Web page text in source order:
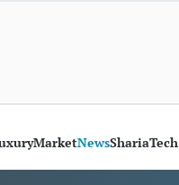
MarketNewsShariaTech